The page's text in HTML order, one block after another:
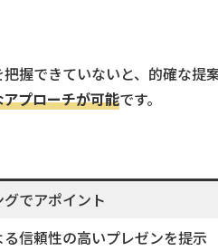
握できていないと、的確な提
プローチが可能です。
でアポイント
信頼性の高いプレゼンを提示